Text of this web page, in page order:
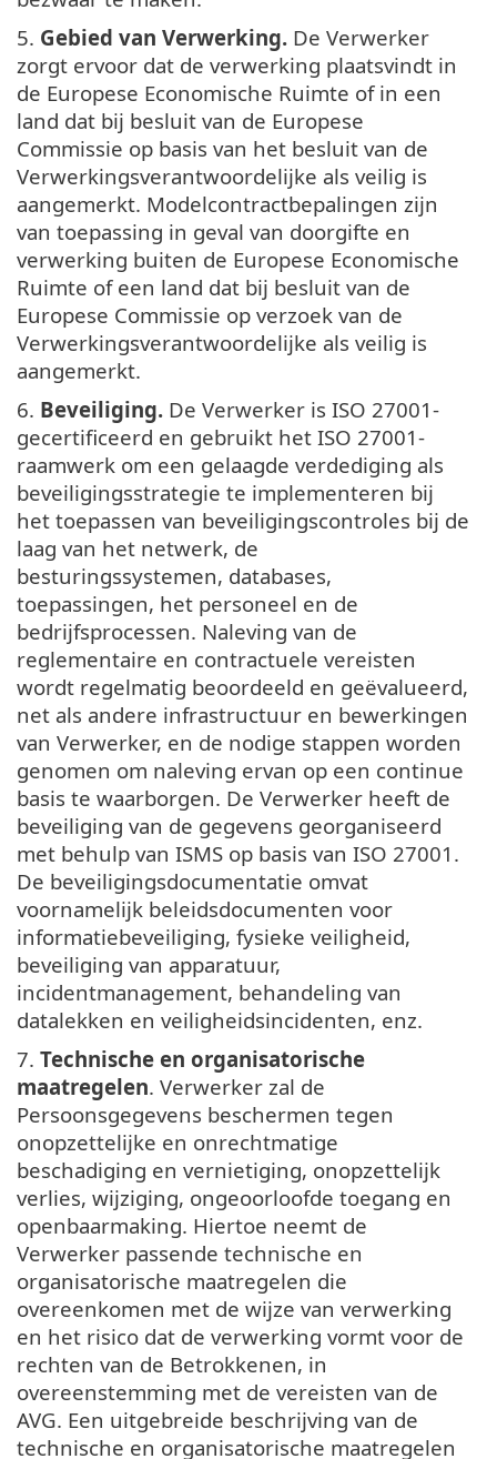
5. Gebied van Verwerking. De Verwerker
zorgt ervoor dat de verwerking plaatsvindt in
de Europese Economische Ruimte of in een
land dat bij besluit van de Europese
Commissie op basis van het besluit van de
Verwerkingsverantwoordelijke als veilig is
aangemerkt. Modelcontractbepalingen zijn
van toepassing in geval van doorgifte en
verwerking buiten de Europese Economische
Ruimte of een land dat bij besluit van de
Europese Commissie op verzoek van de
Verwerkingsverantwoordelijke als veilig is
aangemerkt.
6. Beveiliging. De Verwerker is ISO 27001-
gecertificeerd en gebruikt het ISO 27001-
raamwerk om een gelaagde verdediging als
beveiligingsstrategie te implementeren bij
het toepassen van beveiligingscontroles bij de
laag van het netwerk, de
besturingssystemen, databases,
toepassingen, het personeel en de
bedrijfsprocessen. Naleving van de
reglementaire en contractuele vereisten
wordt regelmatig beoordeeld en geëvalueerd,
net als andere infrastructuur en bewerkingen
van Verwerker, en de nodige stappen worden
genomen om naleving ervan op een continue
basis te waarborgen. De Verwerker heeft de
beveiliging van de gegevens georganiseerd
met behulp van ISMS op basis van ISO 27001.
De beveiligingsdocumentatie omvat
voornamelijk beleidsdocumenten voor
informatiebeveiliging, fysieke veiligheid,
beveiliging van apparatuur,
incidentmanagement, behandeling van
datalekken en veiligheidsincidenten, enz.
7. Technische en organisatorische
maatregelen. Verwerker zal de
Persoonsgegevens beschermen tegen
onopzettelijke en onrechtmatige
beschadiging en vernietiging, onopzettelijk
verlies, wijziging, ongeoorloofde toegang en
openbaarmaking. Hiertoe neemt de
Verwerker passende technische en
organisatorische maatregelen die
overeenkomen met de wijze van verwerking
en het risico dat de verwerking vormt voor de
rechten van de Betrokkenen, in
overeenstemming met de vereisten van de
AVG. Een uitgebreide beschrijving van de
technische en organisatorische maatregelen